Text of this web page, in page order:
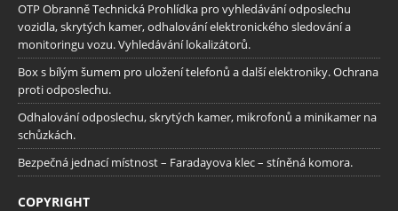
OTP Obranně Technická Prohlídka pro vyhledávání odposlechu
vozidla, skrytých kamer, odhalování elektronického sledování a
monitoringu vozu. Vyhledávání lokalizátorů.
Box s bílým šumem pro uložení telefonů a další elektroniky. Ochrana
proti odposlechu.
Odhalování odposlechu, skrytých kamer, mikrofonů a minikamer na
schůzkách.
Bezpečná jednací místnost – Faradayova klec – stíněná komora.
COPYRIGHT